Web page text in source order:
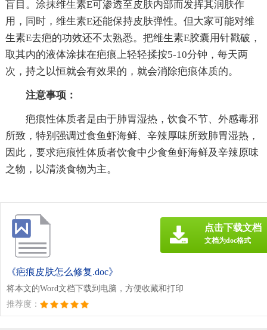
盲目。涂抹维生素E可渗透至皮肤内部而发挥其润肤作
用，同时，维生素E还能保持皮肤弹性。但大家可能对维
生素E去疤的功效还不太熟悉。把维生素E胶囊用针戳破，
取其内的液体涂抹在疤痕上轻轻揉按5-10分钟，每天两
次，持之以恒就会有效果的，就会消除疤痕体质的。
注意事项：
疤痕性体质者是由于肺胃湿热，饮食不节、外感毒邪
所致，特别强调过食鱼虾海鲜、辛辣厚味所致肺胃湿热，
因此，要求疤痕性体质者饮食中少食鱼虾海鲜及辛辣原味
之物，以清淡食物为主。
《疤痕皮肤怎么修复.doc》
将本文的Word文档下载到电脑，方便收藏和打印
推荐度：
点击下载文档
文档为doc格式